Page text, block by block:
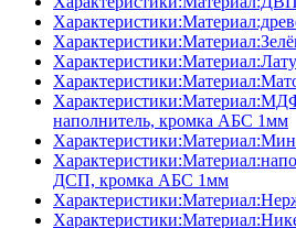
наполнитель, кромка AБC 1мм
ДСП, кромка AБC 1мм